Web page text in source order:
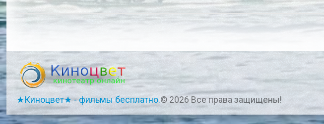
★Киноцвет★ - фильмы бесплатно.© 2026 Все права защищены!